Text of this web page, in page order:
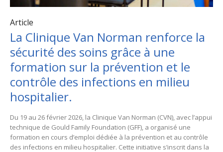
Article
La Clinique Van Norman renforce la
sécurité des soins grâce à une
formation sur la prévention et le
contrôle des infections en milieu
hospitalier.
Du 19 au 26 février 2026, la Clinique Van Norman (CVN), avec l’appui
technique de Gould Family Foundation (GFF), a organisé une
formation en cours d’emploi dédiée à la prévention et au contrôle
des infections en milieu hospitalier. Cette initiative s’inscrit dans la